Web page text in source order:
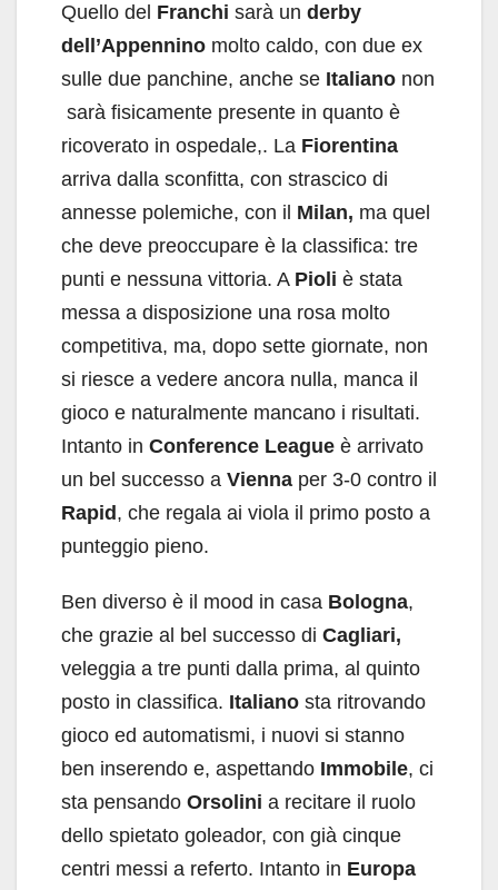
Quello del Franchi sarà un derby
dell’Appennino molto caldo, con due ex
sulle due panchine, anche se Italiano non
sarà fisicamente presente in quanto è
ricoverato in ospedale,. La Fiorentina
arriva dalla sconfitta, con strascico di
annesse polemiche, con il Milan, ma quel
che deve preoccupare è la classifica: tre
punti e nessuna vittoria. A Pioli è stata
messa a disposizione una rosa molto
competitiva, ma, dopo sette giornate, non
si riesce a vedere ancora nulla, manca il
gioco e naturalmente mancano i risultati.
Intanto in Conference League è arrivato
un bel successo a Vienna per 3-0 contro il
Rapid , che regala ai viola il primo posto a
punteggio pieno.
Ben diverso è il mood in casa Bologna,
che grazie al bel successo di Cagliari,
veleggia a tre punti dalla prima, al quinto
posto in classifica. Italiano sta ritrovando
gioco ed automatismi, i nuovi si stanno
ben inserendo e, aspettando Immobile, ci
sta pensando Orsolini a recitare il ruolo
dello spietato goleador, con già cinque
centri messi a referto. Intanto in Europa